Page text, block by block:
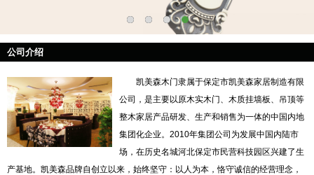
公司介绍
凯美森木门隶属于保定市凯美森家居制造有限
公司，是主要以原木实木门、木质挂墙板、吊顶等
整木家居产品研发、生产和销售为一体的中国内地
集团化企业。2010年集团公司为发展中国内陆市
场，在历史名城河北保定市民营科技园区兴建了生
产基地。凯美森品牌自创立以来，始终坚守：以人为本，恪守诚信的经营理念，